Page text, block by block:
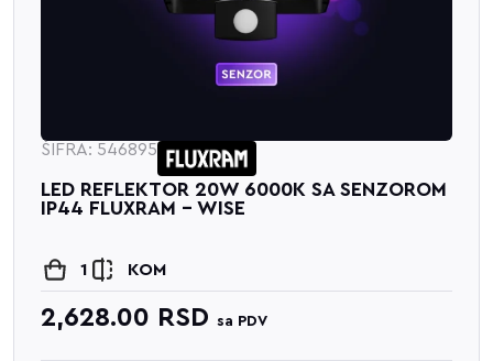
ŠIFRA: 546895
LED REFLEKTOR 20W 6000K SA SENZOROM
IP44 FLUXRAM - WISE
1 KOM
2,628.00 RSD sa PDV